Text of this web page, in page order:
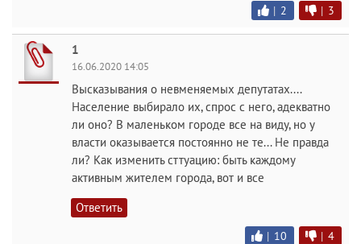
| 2 | 3
1
16.06.2020 14:05
Высказывания о невменяемых депутатах....
Население выбирало их, спрос с него, адекватно
ли оно? В маленьком городе все на виду, но у
власти оказывается постоянно не те... Не правда
ли? Как изменить сттуацию: быть каждому
активным жителем города, вот и все
Ответить
| 10 | 4